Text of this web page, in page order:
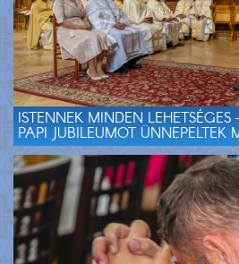
ISTENNEK MINDEN
PAPI JUBILEUMOT ÜNNEPELTEK